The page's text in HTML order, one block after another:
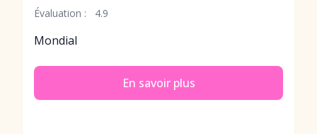
Évaluation :
4.9
Mondial
En savoir plus